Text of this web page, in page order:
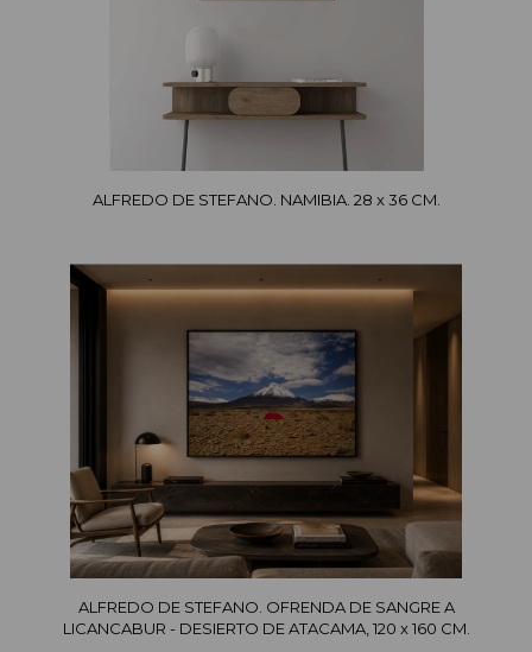
ALFREDO DE STEFANO. NAMIBIA. 28 x 36 CM.
ALFREDO DE STEFANO. OFRENDA DE SANGRE A
LICANCABUR - DESIERTO DE ATACAMA, 120 x 160 CM.